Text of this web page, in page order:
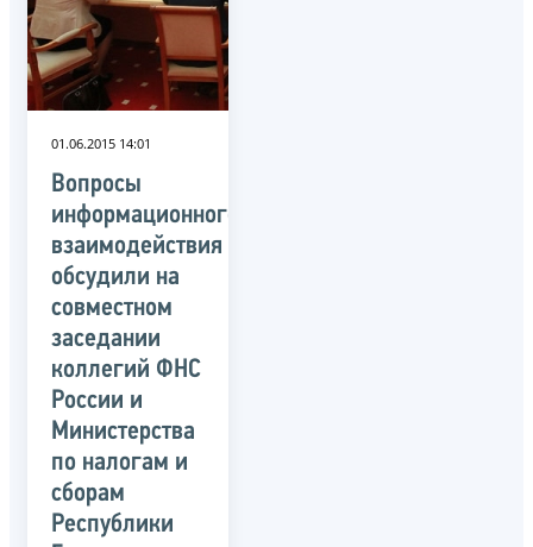
01.06.2015 14:01
Вопросы
информационного
взаимодействия
обсудили на
совместном
заседании
коллегий ФНС
России и
Министерства
по налогам и
сборам
Республики